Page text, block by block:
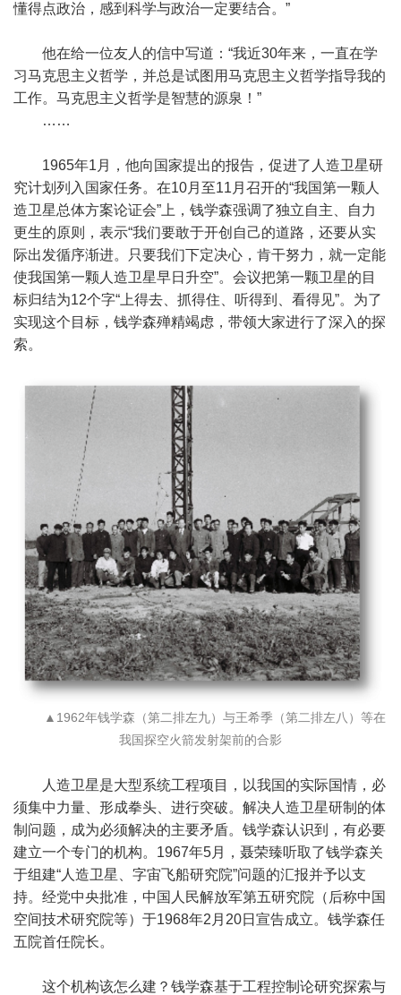
懂得点政治，感到科学与政治一定要结合。”
他在给一位友人的信中写道：“我近30年来，一直在学
习马克思主义哲学，并总是试图用马克思主义哲学指导我的
工作。马克思主义哲学是智慧的源泉！”
……
1965年1月，他向国家提出的报告，促进了人造卫星研
究计划列入国家任务。在10月至11月召开的“我国第一颗人
造卫星总体方案论证会”上，钱学森强调了独立自主、自力
更生的原则，表示“我们要敢于开创自己的道路，还要从实
际出发循序渐进。只要我们下定决心，肯干努力，就一定能
使我国第一颗人造卫星早日升空”。会议把第一颗卫星的目
标归结为12个字“上得去、抓得住、听得到、看得见”。为了
实现这个目标，钱学森殚精竭虑，带领大家进行了深入的探
索。
▲1962年钱学森（第二排左九）与王希季（第二排左八）等在
我国探空火箭发射架前的合影
人造卫星是大型系统工程项目，以我国的实际国情，必
须集中力量、形成拳头、进行突破。解决人造卫星研制的体
制问题，成为必须解决的主要矛盾。钱学森认识到，有必要
建立一个专门的机构。1967年5月，聂荣臻听取了钱学森关
于组建“人造卫星、字宙飞船研究院”问题的汇报并予以支
持。经党中央批准，中国人民解放军第五研究院（后称中国
空间技术研究院等）于1968年2月20日宣告成立。钱学森任
五院首任院长。
这个机构该怎么建？钱学森基于工程控制论研究探索与